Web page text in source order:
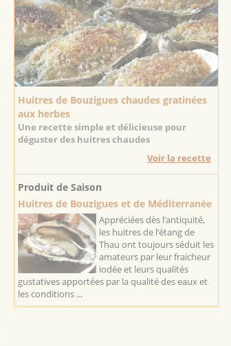
Huitres de Bouzigues chaudes gratinées
aux herbes
Une recette simple et délicieuse pour
déguster des huitres chaudes
Voir la recette
Produit de Saison
Huitres de Bouzigues et de Méditerranée
Appréciées dès l’antiquité,
les huitres de l’étang de
Thau ont toujours séduit les
amateurs par leur fraicheur
iodée et leurs qualités
gustatives apportées par la qualité des eaux et
les conditions ...